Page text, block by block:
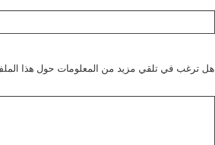
هل ترغب في تلقي مزيد من المعلومات حول هذا